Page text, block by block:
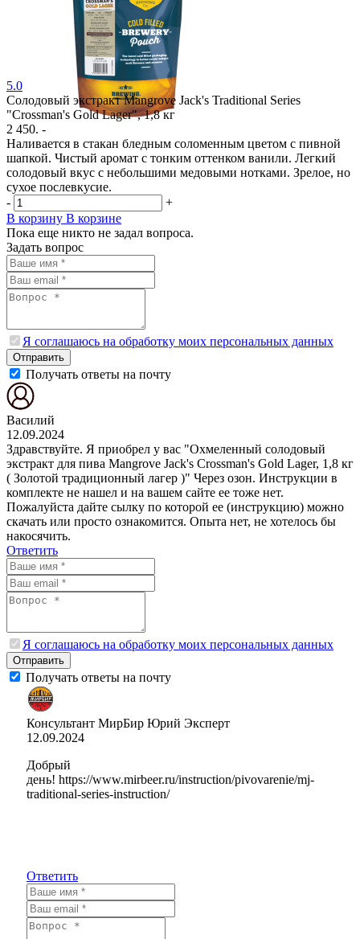
5.0
Солодовый экстракт Mangrove Jack's Traditional Series
"Crossman's Gold Lager", 1,8 кг
2 450. -
Наливается в стакан бледным соломенным цветом с пивной
шапкой. Чистый аромат с тонким оттенком ванили. Легкий
солодовый вкус с небольшими медовыми нотками. Зрелое, но
сухое послевкусие.
-
+
В корзину В корзине
Пока еще никто не задал вопроса.
Задать вопрос
Я соглашаюсь на обработку моих персональных данных
Отправить
Получать ответы на почту
Василий
12.09.2024
Здравствуйте. Я приобрел у вас "Охмеленный солодовый
экстракт для пива Mangrove Jack's Crossman's Gold Lager, 1,8 кг
( Золотой традиционный лагер )" Через озон. Инструкции в
комплекте не нашел и на вашем сайте ее тоже нет.
Пожалуйста дайте сылку по которой ее (инструкцию) можно
скачать или просто ознакомится. Опыта нет, не хотелось бы
накосячить.
Ответить
Я соглашаюсь на обработку моих персональных данных
Отправить
Получать ответы на почту
Консультант МирБир Юрий Эксперт
12.09.2024
Добрый
день! https://www.mirbeer.ru/instruction/pivovarenie/mj-
traditional-series-instruction/
Ответить